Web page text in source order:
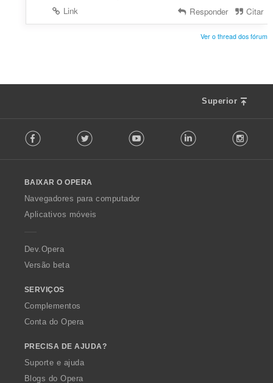
Link
Responder Citar
Ver o thread dos fórum
Superior
o
w
O
p
a
Facebook Twitter Youtube LinkedIn
BAIXAR O OPERA
Navegadores para computador
Aplicativos móveis
Dev.Opera
Versão beta
SERVIÇOS
Complementos
Conta do Opera
PRECISA DE AJUDA?
Suporte e ajuda
Blogs do Opera